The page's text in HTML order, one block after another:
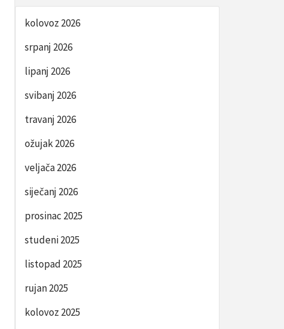
kolovoz 2026
srpanj 2026
lipanj 2026
svibanj 2026
travanj 2026
ožujak 2026
veljača 2026
siječanj 2026
prosinac 2025
studeni 2025
listopad 2025
rujan 2025
kolovoz 2025